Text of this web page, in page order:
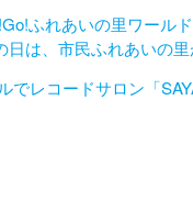
ふれあいの里ワール
日は、市民ふれあいの
でレコードサロン「